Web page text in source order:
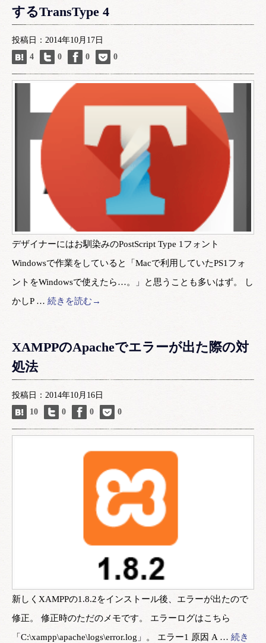
するTransType 4
投稿日：2014年10月17日
4
0 0 0
デザイナーにはお馴染みのPostScript Type 1フォント
Windowsで作業をしていると「Macで利用していたPS1フォ
ントをWindowsで使えたら…。」と思うことも多いはず。 し
かしP … 続きを読む→
XAMPPのApacheでエラーが出た際の対
処法
投稿日：2014年10月16日
10
0 0 0
新しくXAMPPの1.8.2をインストール後、エラーが出たので
修正。 修正時のただのメモです。 エラーログはこちら
「C:\xampp\apache\logs\error.log」。 エラー1 原因 A … 続き